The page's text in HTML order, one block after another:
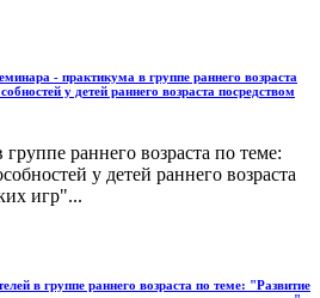
- практикума в группе раннего возраста
у детей раннего возраста посредством
раннего возраста по теме:
у детей раннего возраста
игр"...
в группе раннего возраста по теме: "Развитие